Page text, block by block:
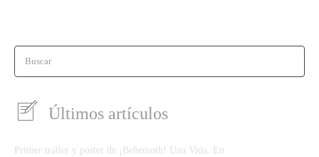
Buscar
Últimos artículos
Primer tráiler y poster de ¡Behemoth! Una Vida. En